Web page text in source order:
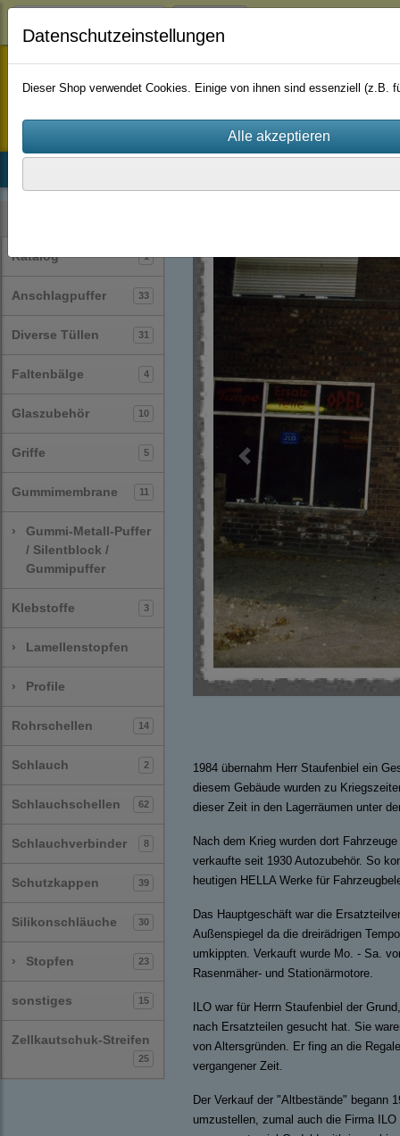
staufenbiel-berlin
Katalog 1
Anschlagpuffer 33
Diverse Tüllen 31
Faltenbälge 4
Glaszubehör 10
Griffe 5
Gummimembrane 11
›
Gummi-Metall-Puffer
/ Silentblock /
Gummipuffer
Klebstoffe 3
› Lamellenstopfen
› Profile
Rohrschellen 14
Schlauch 2
Schlauchschellen 62
Schlauchverbinder 8
Schutzkappen 39
Silikonschläuche 30
› Stopfen 23
sonstiges 15
Zellkautschuk-Streifen
25
Previous
1984 übernahm Herr Staufenbiel ein
diesem Gebäude wurden zu
dieser Zeit in den Lagerräumen unter
Nach dem Krieg wurden dort
verkaufte seit 1930 Autozubehör. So
heutigen HELLA Werke für
Das Hauptgeschäft war die
Außenspiegel da die dreirädrigen
umkippten. Verkauft wurde Mo. - Sa.
Rasenmäher- und Stationärmotore.
ILO war für Herrn Staufenbiel der
nach Ersatzteilen gesucht hat. Sie
von Altersgründen. Er fing an die
vergangener Zeit.
Der Verkauf der "Altbestände" begann
umzustellen, zumal auch die Firma
Datenschutzeinstellungen
Dieser Shop verwendet Cookies. Einige von ihnen sind essenziell (z.B.